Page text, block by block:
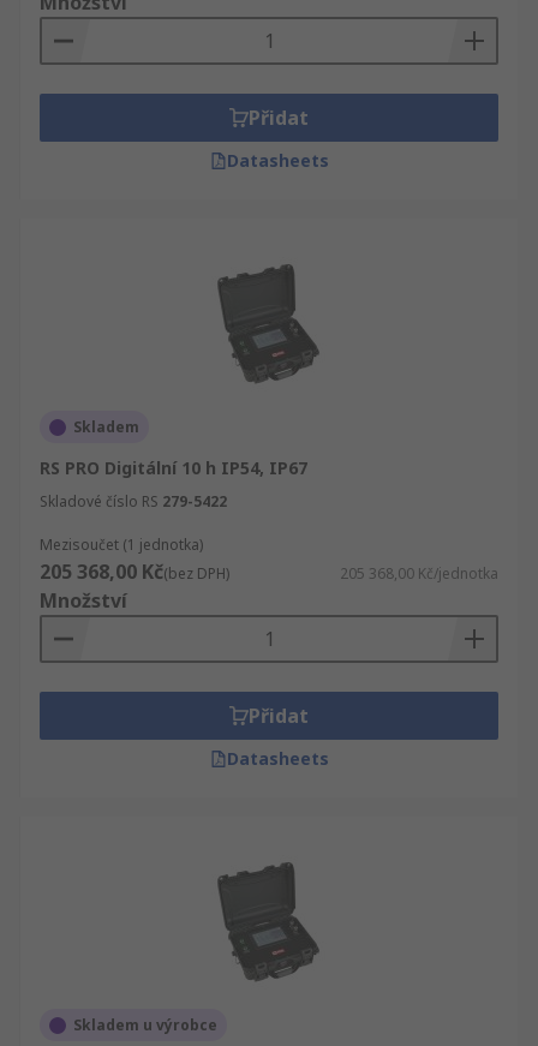
Přidat
Datasheets
Skladem
RS PRO Digitální 10 h IP54, IP67
Skladové číslo RS 279-5422
Mezisoučet (1 jednotka)
205 368,00 Kč(bez DPH) 205 368,00 Kč/jednotka
Množství
Přidat
Datasheets
Skladem u výrobce